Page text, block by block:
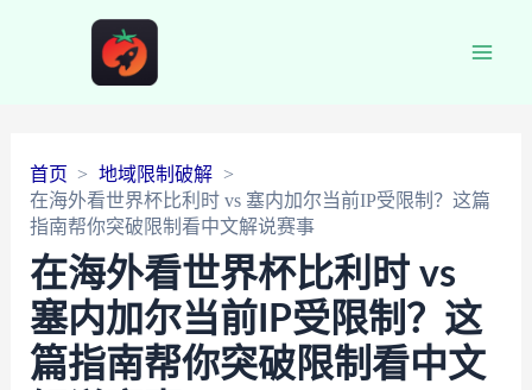
首页
地域限制破解
在海外看世界杯比利时 vs 塞内加尔当前IP受限制？这篇
指南帮你突破限制看中文解说赛事
在海外看世界杯比利时 vs
塞内加尔当前IP受限制？这
篇指南帮你突破限制看中文